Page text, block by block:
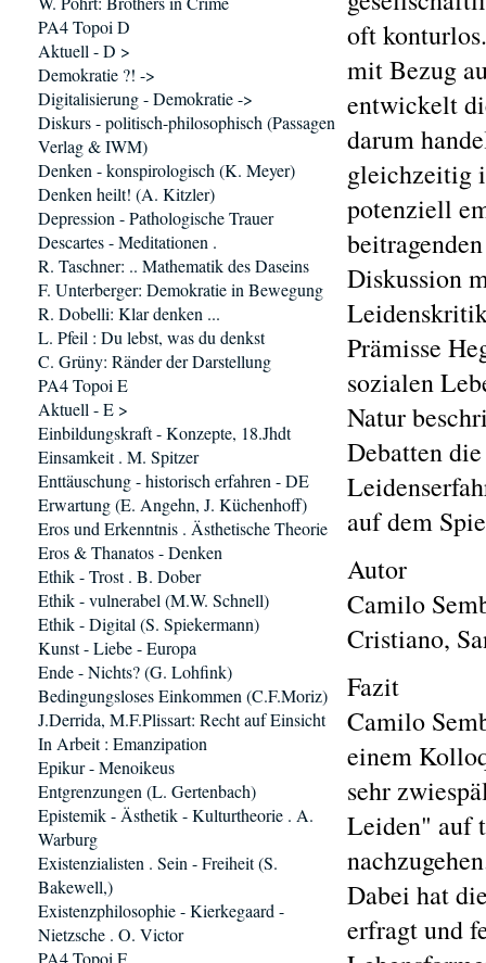
oft
mit Bezug
entwickelt
darum
gleichzeitig
potenziell
Diskussion
Prämisse
sozialen
Natur
Debatten
auf dem
Autor
Camilo
Cristiano,
Fazit
Camilo
einem
sehr
Leiden" auf
Dabei hat
erfragt und
PA4 Topoi D
Aktuell - D >
Demokratie ?! ->
Digitalisierung - Demokratie ->
Diskurs - politisch-philosophisch (Passagen
Verlag & IWM)
Denken - konspirologisch (K. Meyer)
Denken heilt! (A. Kitzler)
Depression - Pathologische Trauer
Descartes - Meditationen .
R. Taschner: .. Mathematik des Daseins
F. Unterberger: Demokratie in Bewegung
R. Dobelli: Klar denken ...
L. Pfeil : Du lebst, was du denkst
C. Grüny: Ränder der Darstellung
PA4 Topoi E
Aktuell - E >
Einbildungskraft - Konzepte, 18.Jhdt
Einsamkeit . M. Spitzer
Enttäuschung - historisch erfahren - DE
Erwartung (E. Angehn, J. Küchenhoff)
Eros und Erkenntnis . Ästhetische Theorie
Eros & Thanatos - Denken
Ethik - Trost . B. Dober
Ethik - vulnerabel (M.W. Schnell)
Ethik - Digital (S. Spiekermann)
Kunst - Liebe - Europa
Ende - Nichts? (G. Lohfink)
Bedingungsloses Einkommen (C.F.Moriz)
J.Derrida, M.F.Plissart: Recht auf Einsicht
In Arbeit : Emanzipation
Epikur - Menoikeus
Entgrenzungen (L. Gertenbach)
Epistemik - Ästhetik - Kulturtheorie . A.
Warburg
Existenzialisten . Sein - Freiheit (S.
Bakewell,)
Existenzphilosophie - Kierkegaard -
Nietzsche . O. Victor
PA4 Topoi F